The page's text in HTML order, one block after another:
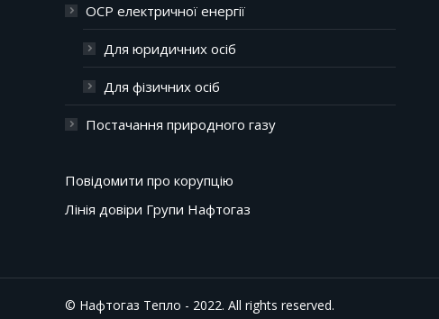
ОСР електричної енергії
Для юридичних осіб
Для фізичних осіб
Постачання природного газу
Повідомити про корупцію
Лінія довіри Групи Нафтогаз
© Нафтогаз Тепло - 2022. All rights reserved.